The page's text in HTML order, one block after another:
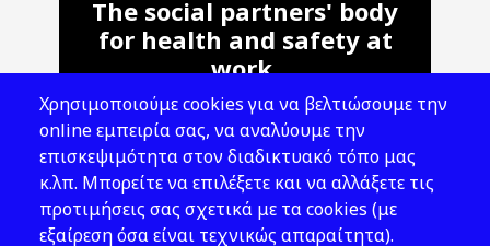
The social partners' body
for health and safety at
work.
Address: 143 Liosion & 6 Thirsiou, 104
45, Athens
T: 210 82 00 100
e: info@elinyae.gr
Χρησιμοποιούμε cookies για να βελτιώσουμε την
online εμπειρία σας, να αναλύουμε την
επισκεψιμότητα στον διαδικτυακό τόπο μας
κ.λπ. Μπορείτε να επιλέξετε και να αλλάξετε τις
προτιμήσεις σας σχετικά με τα cookies (με
εξαίρεση όσα είναι τεχνικώς απαραίτητα).